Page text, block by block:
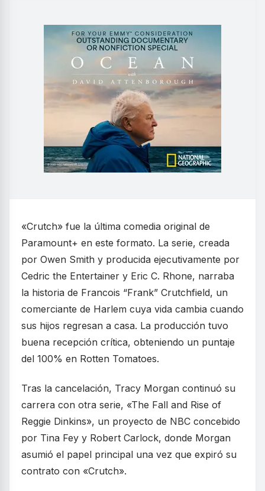
«Crutch» fue la última comedia original de
Paramount+ en este formato. La serie, creada
por Owen Smith y producida ejecutivamente por
Cedric the Entertainer y Eric C. Rhone, narraba
la historia de Francois “Frank” Crutchfield, un
comerciante de Harlem cuya vida cambia cuando
sus hijos regresan a casa. La producción tuvo
buena recepción crítica, obteniendo un puntaje
del 100% en Rotten Tomatoes.
Tras la cancelación, Tracy Morgan continuó su
carrera con otra serie, «The Fall and Rise of
Reggie Dinkins», un proyecto de NBC concebido
por Tina Fey y Robert Carlock, donde Morgan
asumió el papel principal una vez que expiró su
contrato con «Crutch».